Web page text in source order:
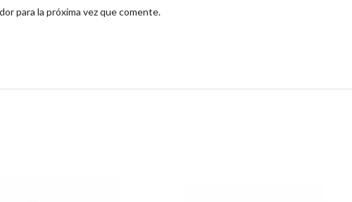
para la próxima vez que comente.